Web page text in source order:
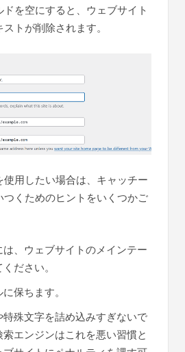
を空にすると、ウェブサイト
トが削除されます。
用したい場合は、キャッチー
くためのヒントをいくつかご
は、ウェブサイトのメインテー
ださい。
保ちます。
特殊文字を詰め込みすぎないで
索エンジンはこれを悪い習慣と